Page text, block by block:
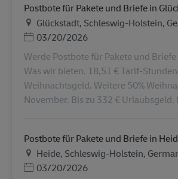
Postbote für Pakete und Briefe in
Ubicación
Glückstadt, Schleswig-Holstein,
Posted Date
03/20/2026
Werde Postbote für Pakete und
Was wir bieten. 18,51 € Tarif-
Weihnachtsgeld. Weitere 50%
November. Bis zu 332 € Urlaubsgeld.
Postbote für Pakete und Briefe in
Ubicación
Heide, Schleswig-Holstein,
Posted Date
03/20/2026